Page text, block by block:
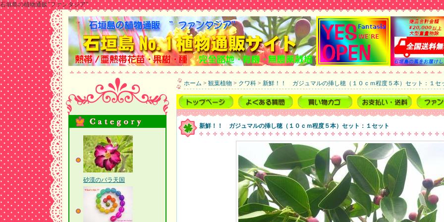
石垣島の植物通販”ファンタジア”
砂漠のバラ天国
ホーム > 観葉植物 > クワ科 > 新鮮！！ ガジュマルの挿し穂（１０ｃｍ程度５本）セット：１セ
新鮮！！ ガジュマルの挿し穂（１０ｃｍ程度５本）セット：１セット